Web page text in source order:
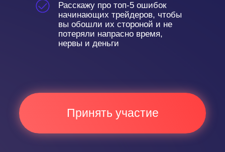
Расскажу про топ-5 ошибок
начинающих трейдеров, чтобы
вы обошли их стороной и не
потеряли напрасно время,
нервы и деньги
Принять участие